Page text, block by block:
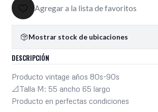
Agregar a la lista de favoritos
Mostrar stock de ubicaciones
DESCRIPCIÓN
Producto vintage años 80s-90s
📐Talla M: 55 ancho 65 largo
Producto en perfectas condiciones